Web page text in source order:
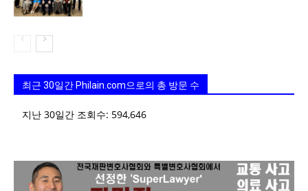
최근 30일간 Philain.com으로의 총 방문 수
지난 30일간 조회수: 594,646